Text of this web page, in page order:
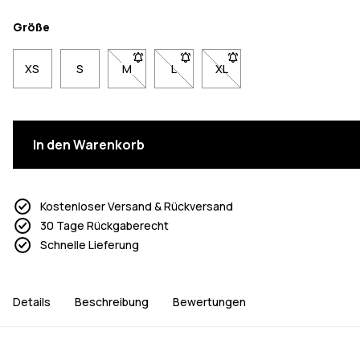
Größe
XS S M- Größe M nicht verfügbar. Klicke, um
L- Größe L nicht verfügbar. Klicke,
XL- Größe XL nicht
In den Warenkorb
Kostenloser Versand & Rückversand
30 Tage Rückgaberecht
Schnelle Lieferung
Details Beschreibung Bewertungen